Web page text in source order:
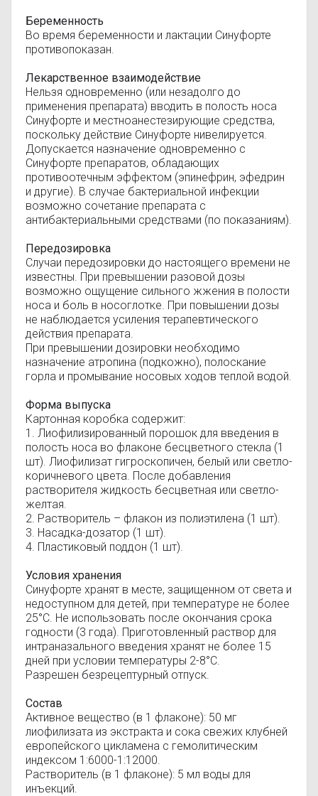
Беременность
Во время беременности и лактации Синуфорте
противопоказан.
Лекарственное взаимодействие
Нельзя одновременно (или незадолго до
применения препарата) вводить в полость носа
Синуфорте и местноанестезирующие средства,
поскольку действие Синуфорте нивелируется.
Допускается назначение одновременно с
Синуфорте препаратов, обладающих
противоотечным эффектом (эпинефрин, эфедрин
и другие). В случае бактериальной инфекции
возможно сочетание препарата с
антибактериальными средствами (по показаниям).
Передозировка
Случаи передозировки до настоящего времени не
известны. При превышении разовой дозы
возможно ощущение сильного жжения в полости
носа и боль в носоглотке. При повышении дозы
не наблюдается усиления терапевтического
действия препарата.
При превышении дозировки необходимо
назначение атропина (подкожно), полоскание
горла и промывание носовых ходов теплой водой.
Форма выпуска
Картонная коробка содержит:
1. Лиофилизированный порошок для введения в
полость носа во флаконе бесцветного стекла (1
шт). Лиофилизат гигроскопичен, белый или светло-
коричневого цвета. После добавления
растворителя жидкость бесцветная или светло-
желтая.
2. Растворитель – флакон из полиэтилена (1 шт).
3. Насадка-дозатор (1 шт).
4. Пластиковый поддон (1 шт).
Условия хранения
Синуфорте хранят в месте, защищенном от света и
недоступном для детей, при температуре не более
25°С. Не использовать после окончания срока
годности (3 года). Приготовленный раствор для
интраназального введения хранят не более 15
дней при условии температуры 2-8°С.
Разрешен безрецептурный отпуск.
Состав
Активное вещество (в 1 флаконе): 50 мг
лиофилизата из экстракта и сока свежих клубней
европейского цикламена с гемолитическим
индексом 1:6000-1:12000.
Растворитель (в 1 флаконе): 5 мл воды для
инъекций.